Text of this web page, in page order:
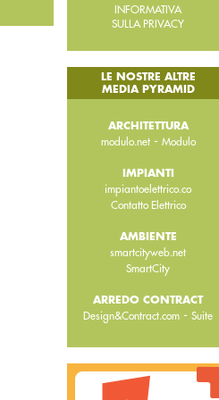
INFORMATIVA
SULLA PRIVACY
LE NOSTRE ALTRE
MEDIA PYRAMID
ARCHITETTURA
modulo.net- Modulo
IMPIANTI
impiantoelettrico.co
Contatto Elettrico
AMBIENTE
smartcityweb.net
SmartCity
ARREDO CONTRACT
Design&Contract.com -Suite